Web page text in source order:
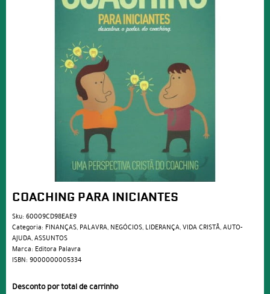
COACHING PARA INICIANTES
Sku: 60009CD98EAE9
Categoria: FINANÇAS, PALAVRA, NEGÓCIOS, LIDERANÇA,VIDA CRISTÃ,AUTO-
AJUDA,ASSUNTOS
Marca: Editora Palavra
ISBN: 9000000005334
Desconto por total de carrinho